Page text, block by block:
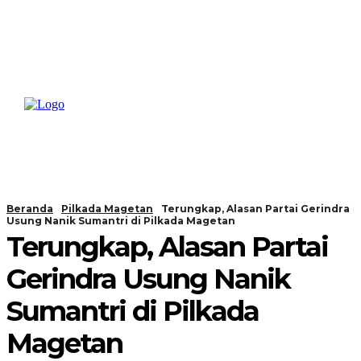
Beranda Pilkada Magetan
Terungkap, Alasan Partai Gerindra
Usung Nanik Sumantri di Pilkada Magetan
Terungkap, Alasan Partai
Gerindra Usung Nanik
Sumantri di Pilkada
Magetan